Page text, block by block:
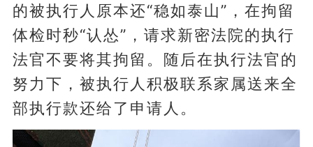
的被执行人原本还“稳如泰山”，在拘留
体检时秒“认怂”，请求新密法院的执行
法官不要将其拘留。随后在执行法官的
努力下，被执行人积极联系家属送来全
部执行款还给了申请人。